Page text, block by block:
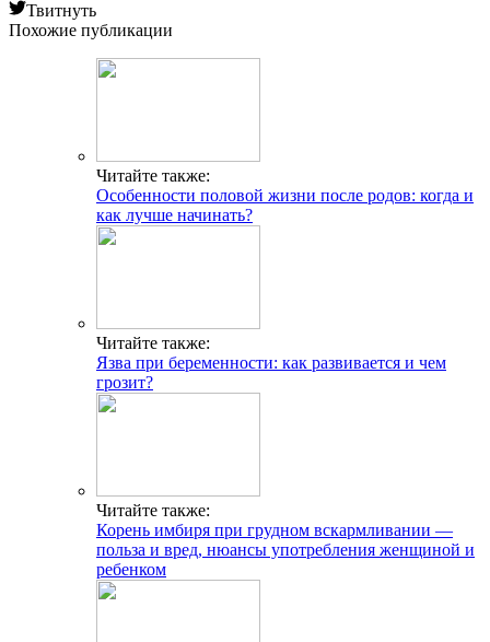
Твитнуть
Похожие публикации
Читайте также:
Особенности половой жизни после родов: когда и
как лучше начинать?
Читайте также:
Язва при беременности: как развивается и чем
грозит?
Читайте также:
Корень имбиря при грудном вскармливании —
польза и вред, нюансы употребления женщиной и
ребенком